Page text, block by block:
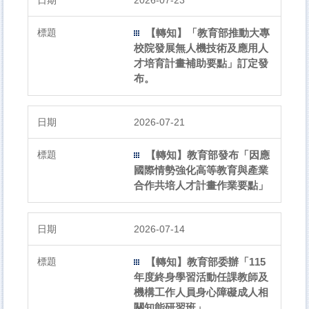
【轉知】「教育部推動大專
校院發展無人機技術及應用人
才培育計畫補助要點」訂定發
布。
2026-07-21
【轉知】教育部發布「因應
國際情勢強化高等教育與產業
合作共培人才計畫作業要點」
2026-07-14
【轉知】教育部委辦「115
年度終身學習活動任課教師及
機構工作人員身心障礙成人相